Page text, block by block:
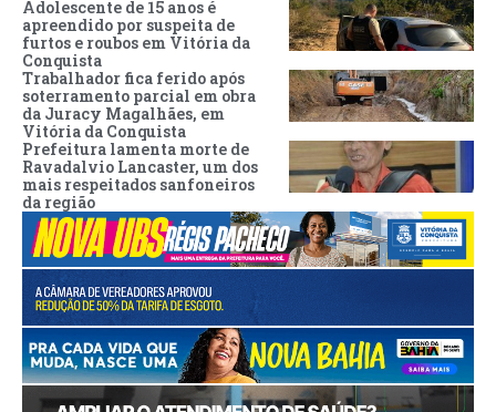
Adolescente de 15 anos é
apreendido por suspeita de
furtos e roubos em Vitória da
Conquista
Trabalhador fica ferido após
soterramento parcial em obra
da Juracy Magalhães, em
Vitória da Conquista
Prefeitura lamenta morte de
Ravadalvio Lancaster, um dos
mais respeitados sanfoneiros
da região